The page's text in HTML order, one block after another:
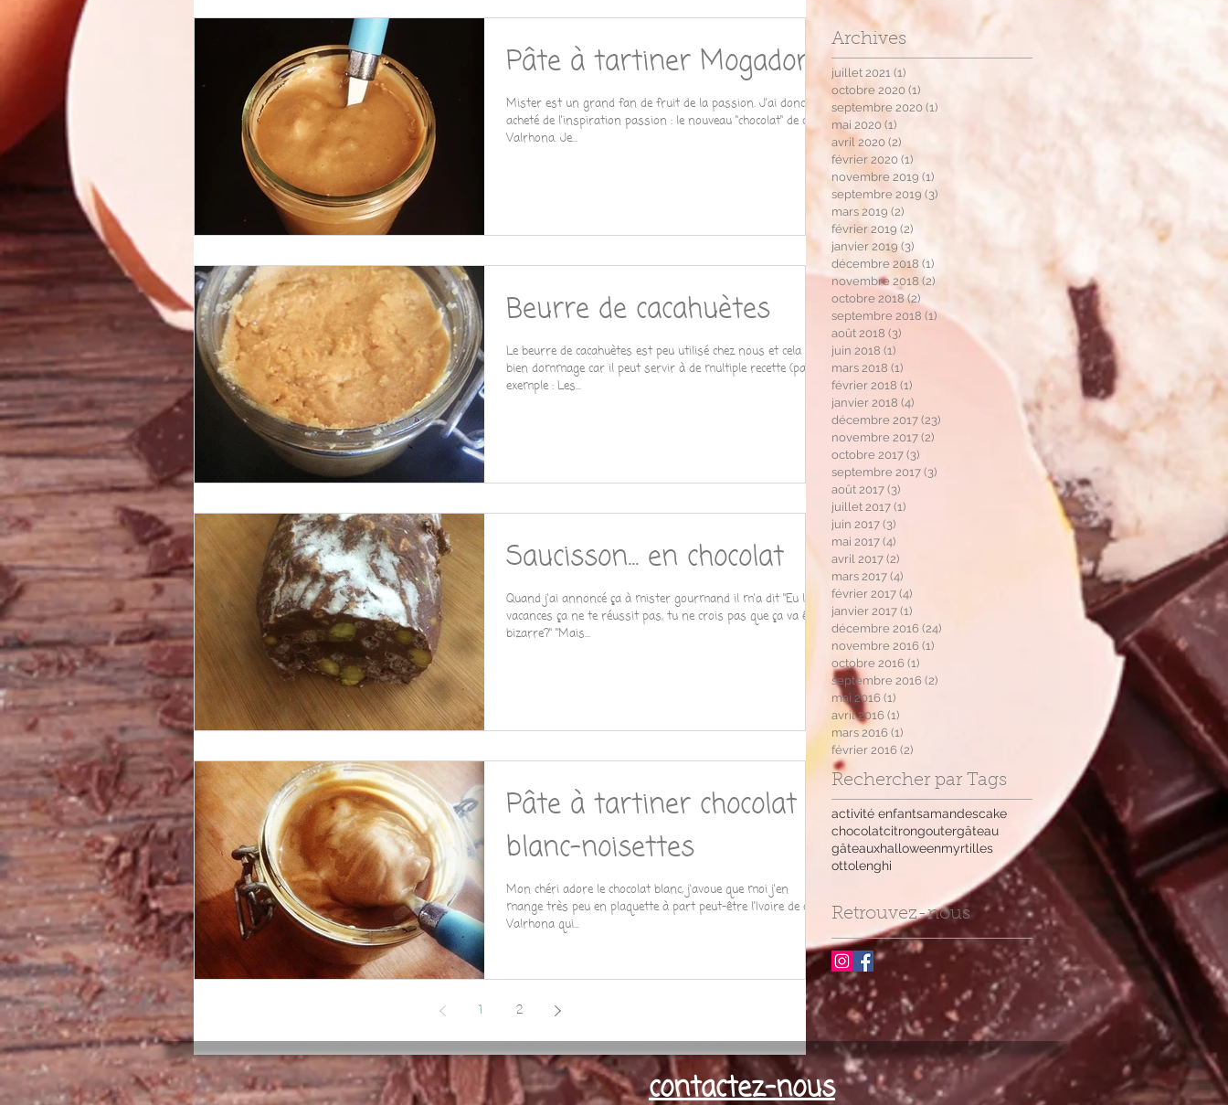
Pâte à tartiner Mogador
Mister est un grand fan de fruit de la passion. J'ai donc
acheté de l'inspiration passion : le nouveau "chocolat" de chez
Valrhona. Je...
Beurre de cacahuètes
Le beurre de cacahuètes est peu utilisé chez nous et cela est
bien dommage car il peut servir à de multiple recette (par
exemple : Les...
Saucisson... en chocolat
Quand j'ai annoncé ça à mister gourmand il m'a dit "Eu les
vacances ça ne te réussit pas, tu ne crois pas que ça va être
bizarre?" "Mais...
Pâte à tartiner chocolat
blanc-noisettes
Mon chéri adore le chocolat blanc, j'avoue que moi j'en
mange très peu en plaquette à part peut-être l'Ivoire de chez
Valrhona qui...
1 2
Archives
juillet 2021 (1)
octobre 2020 (1)
septembre 2020 (1)
mai 2020 (1)
avril 2020 (2)
février 2020 (1)
novembre 2019 (1)
septembre 2019 (3)
mars 2019 (2)
février 2019 (2)
janvier 2019 (3)
décembre 2018 (1)
novembre 2018 (2)
octobre 2018 (2)
septembre 2018 (1) 1 post
août 2018 (3)
juin 2018 (1)
mars 2018 (1)
février 2018 (1)
janvier 2018 (4)
décembre 2017 (23)
novembre 2017 (2)
octobre 2017 (3)
septembre 2017 (3)
août 2017 (3)
juillet 2017 (1)
juin 2017 (3)
mai 2017 (4)
avril 2017 (2)
mars 2017 (4)
février 2017 (4)
janvier 2017 (1)
décembre 2016 (24)
novembre 2016 (1)
octobre 2016 (1)
septembre 2016 (2)
mai 2016 (1)
avril 2016 (1)
mars 2016 (1)
février 2016 (2)
Rechercher par Tags
activité enfantsamandescake
chocolatcitrongoutergâteau
gâteauxhalloweenmyrtilles
ottolenghi
Retrouvez-nous
contactez-nous